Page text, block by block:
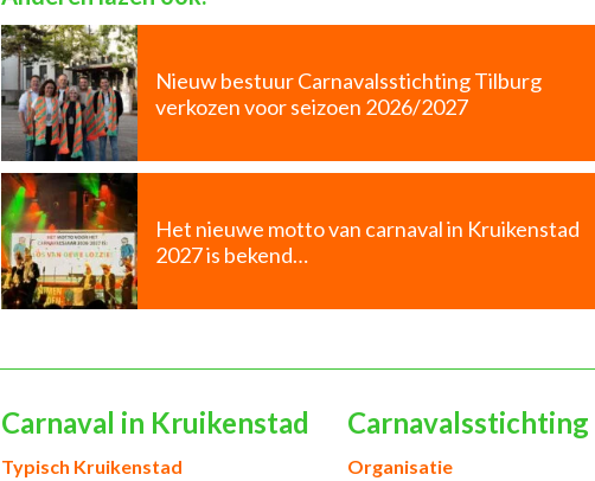
Nieuw bestuur Carnavalsstichting Tilburg
verkozen voor seizoen 2026/2027
Het nieuwe motto van carnaval in Kruikenstad
2027 is bekend…
Carnaval in Kruikenstad
Typisch Kruikenstad
Carnavalsstichting
Organisatie